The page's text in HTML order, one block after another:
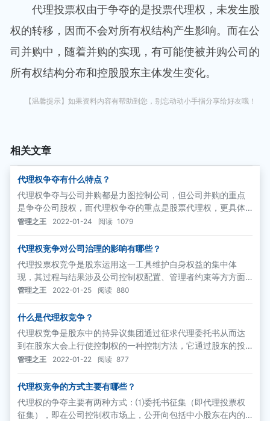
代理投票权由于争夺的是投票代理权，未发生股
权的转移，因而不会对所有权结构产生影响。而在公
司并购中，随着并购的实现，有可能使被并购公司的
所有权结构分布和控股股东主体发生变化。
【温馨提示】如果资料内容有帮助到您，别忘动动小手指分享给好友哦！
相关文章
代理权争夺有什么特点？
代理权争夺与公司并购都是力图控制公司，但公司并购的重点
是争夺公司股权，而代理权争夺的重点是股票代理权，更具体
一点，就是仅仅是股票权利束中的投票权。这种借助第三方力
量的方式，更注重公司的“决策控制权”。
管理之王 2022-01-24 阅读 1079
代理权竞争对公司治理的影响有哪些？
代理投票权竞争是股东运用这一工具维护自身权益的集中体
现，其过程与结果涉及公司控制权配置、管理者约束等方方面
面，对公司治理有着直接的影响。具体而言，代理权竞争对公
司治理的影响主要体现在以下方面：
管理之王 2022-01-25 阅读 880
什么是代理权竞争？
代理权竞争是股东中的持异议集团通过征求代理委托书从而达
到在股东大会上行使控制权的一种控制方法，它通过股东的投
票权争取董事会的代表权，从而影响董事会的构成和决策，达
到控制和约束管理层的目的。
管理之王 2022-01-22 阅读 877
代理权竞争的方式主要有哪些？
代理权的争夺主要有两种方式：⑴委托书征集（即代理投票权
征集），即在公司控制权市场上，公开向包括中小股东在内的